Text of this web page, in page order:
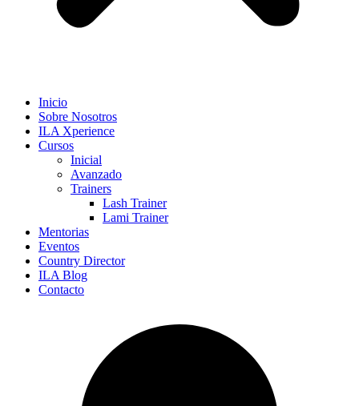
Inicio
Sobre Nosotros
ILA Xperience
Cursos
Inicial
Avanzado
Trainers
Lash Trainer
Lami Trainer
Mentorias
Eventos
Country Director
ILA Blog
Contacto